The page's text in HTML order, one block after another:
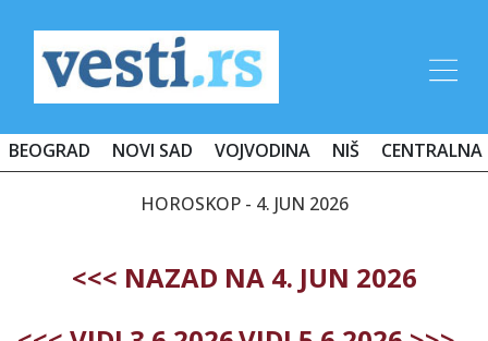
BEOGRAD NOVI SAD VOJVODINA NIŠ CENTRALNA
HOROSKOP - 4. JUN 2026
<<< NAZAD NA 4. JUN 2026